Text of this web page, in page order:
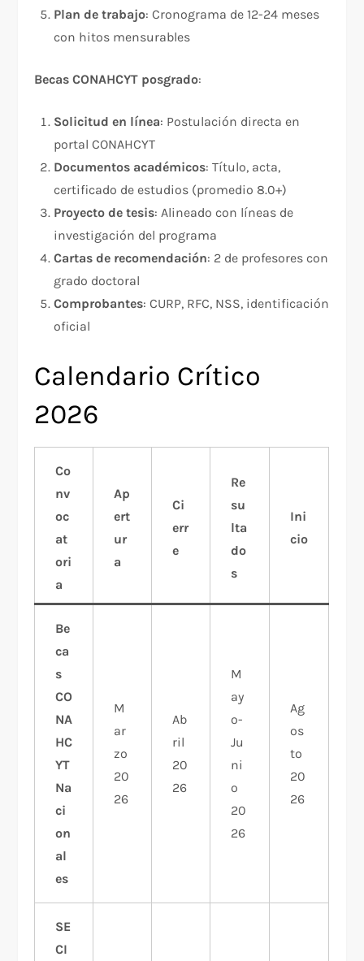
Plan de trabajo: Cronograma de 12-24 meses
con hitos mensurables
Becas CONAHCYT posgrado:​
Solicitud en línea: Postulación directa en
portal CONAHCYT
Documentos académicos: Título, acta,
certificado de estudios (promedio 8.0+)
Proyecto de tesis: Alineado con líneas de
investigación del programa
Cartas de recomendación: 2 de profesores con
grado doctoral
Comprobantes: CURP, RFC, NSS, identificación
oficial
Calendario Crítico
2026
Co
nv
oc
at
ori
a
Ap
ert
ur
a
Ci
err
e
Re
su
lta
do
s
Ini
cio
Be
ca
s
CO
NA
HC
YT
Na
ci
on
al
es
M
ar
zo
20
26
Ab
ril
20
26
M
ay
o-
Ju
ni
o
20
26
Ag
os
to
20
26
SE
CI